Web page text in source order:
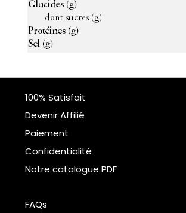
100% Satisfait
Devenir Affilié
Paiement
Confidentialité
Notre catalogue PDF
FAQs